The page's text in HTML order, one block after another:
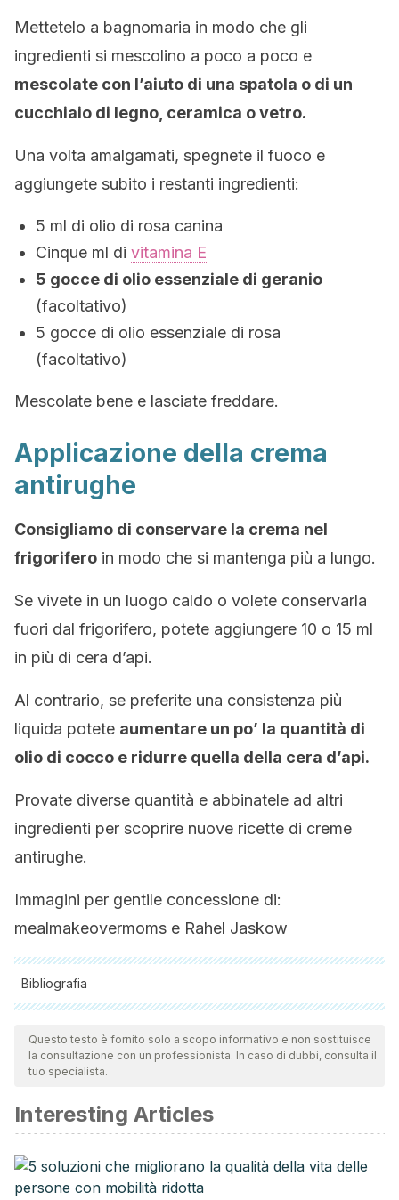
Mettetelo a bagnomaria in modo che gli
ingredienti si mescolino a poco a poco e
mescolate con l’aiuto di una spatola o di un
cucchiaio di legno, ceramica o vetro.
Una volta amalgamati, spegnete il fuoco e
aggiungete subito i restanti ingredienti:
5 ml di olio di rosa canina
Cinque ml di vitamina E
5 gocce di olio essenziale di geranio
(facoltativo)
5 gocce di olio essenziale di rosa
(facoltativo)
Mescolate bene e lasciate freddare.
Applicazione della crema
antirughe
Consigliamo di conservare la crema nel
frigorifero in modo che si mantenga più a lungo.
Se vivete in un luogo caldo o volete conservarla
fuori dal frigorifero, potete aggiungere 10 o 15 ml
in più di cera d’api.
Al contrario, se preferite una consistenza più
liquida potete aumentare un po’ la quantità di
olio di cocco e ridurre quella della cera d’api.
Provate diverse quantità e abbinatele ad altri
ingredienti per scoprire nuove ricette di creme
antirughe.
Immagini per gentile concessione di:
mealmakeovermoms e Rahel Jaskow
Bibliografia
Tutte le fonti citate sono state esaminate a fondo dal nostro
team per garantirne la qualità, l'affidabilità, l'attualità e la
validità. La bibliografia di questo articolo è stata considerata
Imágenes por cortesía de mealmakeovermoms y Rahel
Jaskow.
Anti-Inflammatory and Skin Barrier Repair Effects of Topical
Application of Some Plant Oils (2018). Tzu-Kai Lin, Lily
Questo testo è fornito solo a scopo informativo e non sostituisce
la consultazione con un professionista. In caso di dubbi, consulta il
tuo specialista.
Interesting Articles